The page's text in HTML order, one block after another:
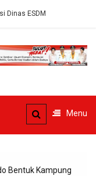
Menu
Bentuk Kampung